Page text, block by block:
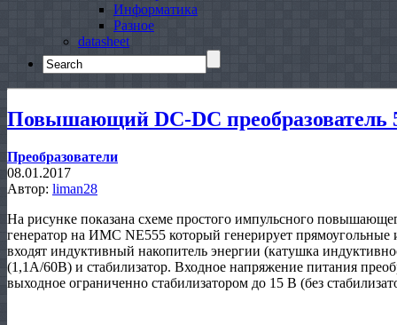
Информатика
Разное
datasheet
Search
for:
Повышающий DC-DC преобразователь
Преобразователи
08.01.2017
Автор: liman28
На рисунке показана схеме простого импульсного
генератор на ИМС NE555 который генерирует прямоугольные
входят индуктивный накопитель энергии (катушка
(1,1А/60В) и стабилизатор. Входное напряжение питания
выходное ограниченно стабилизатором до 15 В (без